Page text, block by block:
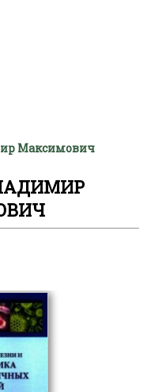
Максимович